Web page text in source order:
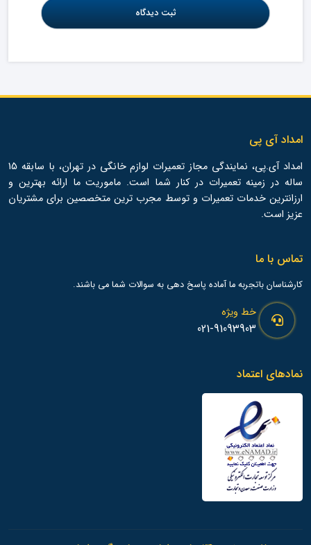
امداد آی پی
امداد آی.پی، نمایندگی مجاز تعمیرات لوازم خانگی در تهران، با سابقه 15
ساله در زمینه تعمیرات در کنار شما است. ماموریت ما ارائه بهترین و
ارزانترین خدمات تعمیرات و توسط مجرب ترین متخصصین برای مشتریان
عزیز است.
تماس با ما
کارشناسان باتجربه ما آماده پاسخ دهی به سوالات شما می باشند.
خط ویژه
021-91093903
نمادهای اعتماد